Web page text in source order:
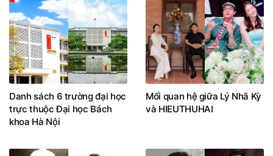
Danh sách 6 trường đại học
trực thuộc Đại học Bách
khoa Hà Nội
Mối quan hệ giữa Lý Nhã Kỳ
và HIEUTHUHAI